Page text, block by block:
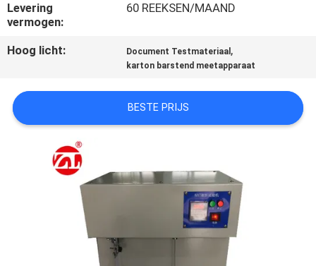
VERZOEK
OM EEN
VR
SHOW
SITEMAP
Levering
vermogen:
60 REEKSEN/MAAND
Hoog licht: Document Testmateriaal ,
karton barstend meetapparaat
BESTE PRIJS